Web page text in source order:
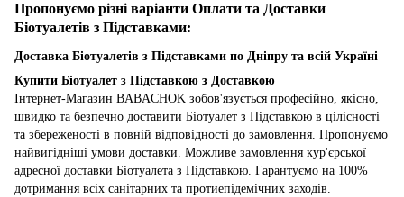
Пропонуємо різні варіанти Оплати та Доставки
Біотуалетів з Підставками:
Доставка Біотуалетів з Підставками по Дніпру та всій Україні
Купити Біотуалет з Підставкою з Доставкою
Інтернет-Магазин BABACHOK зобов'язується професійно, якісно,
швидко та безпечно доставити Біотуалет з Підставкою в цілісності
та збереженості в повній відповідності до замовлення. Пропонуємо
найвигідніші умови доставки. Можливе замовлення кур'єрської
адресної доставки Біотуалета з Підставкою. Гарантуємо на 100%
дотримання всіх санітарних та протиепідемічних заходів.